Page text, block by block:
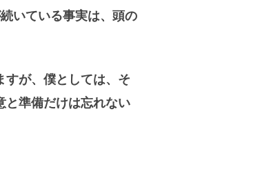
いている事実は、頭の
すが、僕としては、そ
と準備だけは忘れない